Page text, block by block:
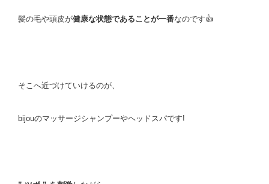
髪の毛や頭皮が健康な状態であることが一番なのです👍
そこへ近づけていけるのが、
bijouのマッサージシャンプーやヘッドスパです!